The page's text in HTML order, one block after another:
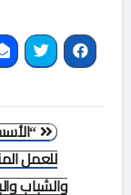
تصفّح
المقالات
للعمل
والشباب